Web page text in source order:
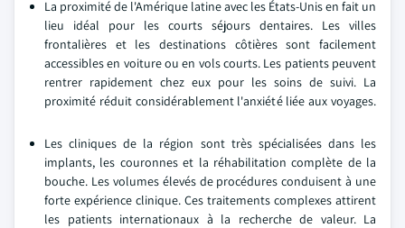
La proximité de l'Amérique latine avec les États-Unis en fait un
lieu idéal pour les courts séjours dentaires. Les villes
frontalières et les destinations côtières sont facilement
accessibles en voiture ou en vols courts. Les patients peuvent
rentrer rapidement chez eux pour les soins de suivi. La
proximité réduit considérablement l'anxiété liée aux voyages.
Les cliniques de la région sont très spécialisées dans les
implants, les couronnes et la réhabilitation complète de la
bouche. Les volumes élevés de procédures conduisent à une
forte expérience clinique. Ces traitements complexes attirent
les patients internationaux à la recherche de valeur. La